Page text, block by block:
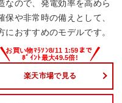
なので、発電効率を高めら
や非常時の備えとして、
おすすめのモデルです。
楽天市場で見る